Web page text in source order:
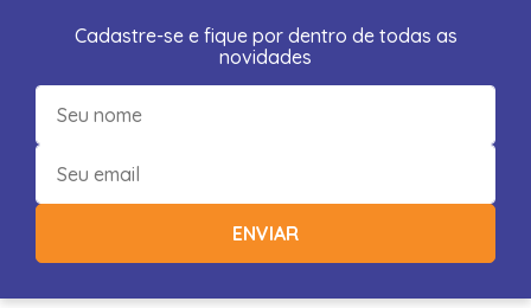
Cadastre-se e fique por dentro de todas as
novidades
ENVIAR